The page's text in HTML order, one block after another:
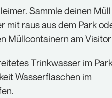
Sammle deinen
mit raus aus dem Park
Müllcontainern am
Trinkwasser im
Wasserflaschen im